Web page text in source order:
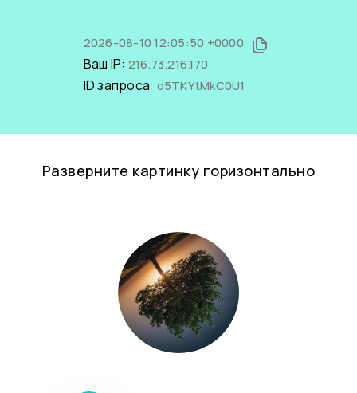
2026-08-10 12:05:50 +0000
Ваш IP: 216.73.216.170
ID запроса: o5TKYtMkC0U1
Разверните картинку горизонтально